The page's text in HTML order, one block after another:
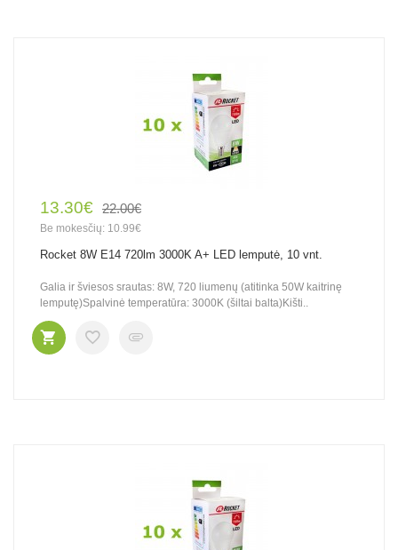
13.30€ 22.00€
Be mokesčių: 10.99€
Rocket 8W E14 720lm 3000K A+ LED lemputė, 10 vnt.
Galia ir šviesos srautas: 8W, 720 liumenų (atitinka 50W kaitrinę
lemputę)Spalvinė temperatūra: 3000K (šiltai balta)Kišti..